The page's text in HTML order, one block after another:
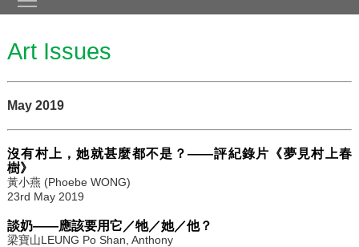
Art Issues
May 2019
沒有村上，她就甚麼都不是？——評紀錄片《夢見村上春
樹》
黃小燕 (Phoebe WONG)
23rd May 2019
談奶——應該要用它／牠／她／他？
梁寶山LEUNG Po Shan, Anthony